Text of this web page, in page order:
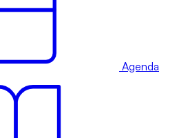
Agenda